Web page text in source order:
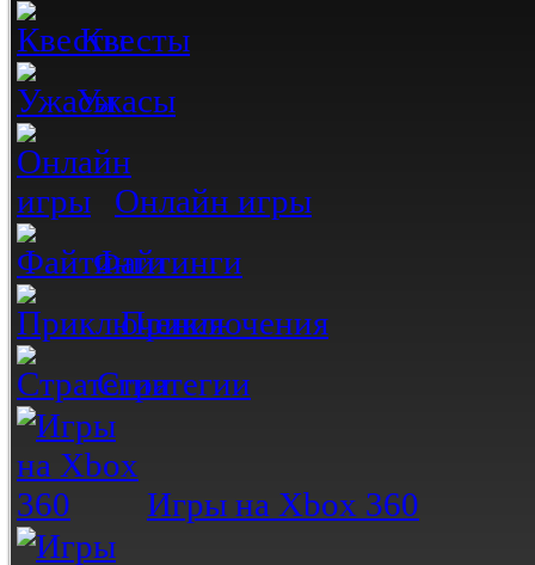
Квесты
Ужасы
Онлайн игры
Файтинги
Приключения
Стратегии
Игры на Xbox 360